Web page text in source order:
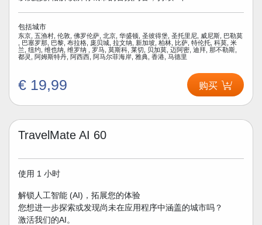
包括城市
东京, 五渔村, 伦敦, 佛罗伦萨, 北京, 华盛顿, 圣彼得堡, 圣托里尼, 威尼斯, 巴勒莫
, 巴塞罗那, 巴黎, 布拉格, 庞贝城, 拉文纳, 新加坡, 柏林, 比萨, 特伦托, 科莫, 米
兰, 纽约, 维也纳, 维罗纳 , 罗马, 莫斯科, 莱切, 贝加莫, 迈阿密, 迪拜, 那不勒斯,
都灵, 阿姆斯特丹, 阿西西, 阿马尔菲海岸, 雅典, 香港, 马德里
€ 19,99 购买
TravelMate AI 60
使用 1 小时
解锁人工智能 (AI)，拓展您的体验
您想进一步探索或发现尚未在应用程序中涵盖的城市吗？
激活我们的AI。